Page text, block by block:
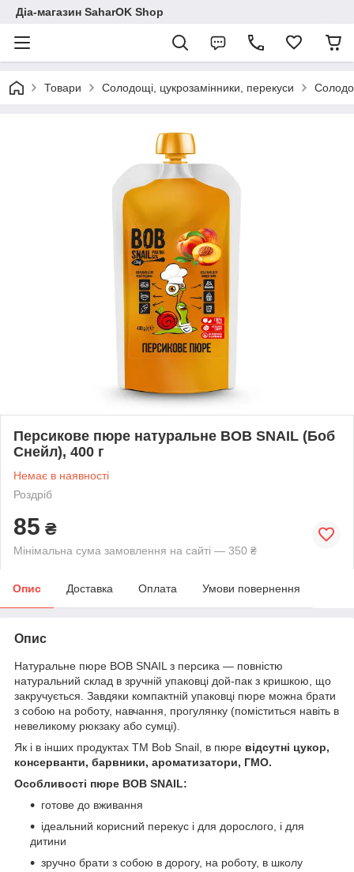
Діа-магазин SaharOK Shop
Товари Солодощі, цукрозамінники, перекуси
Персикове пюре натуральне BOB SNAIL (Боб
Снейл), 400 г
Немає в наявності
Роздріб
85 ₴
Мінімальна сума замовлення на сайті — 350 ₴
Опис Доставка Оплата Умови повернення
Опис
Натуральне пюре BOB SNAIL з персика — повністю
натуральний склад в зручній упаковці дой-пак з кришкою, що
закручується. Завдяки компактній упаковці пюре можна брати
з собою на роботу, навчання, прогулянку (поміститься навіть в
невеликому рюкзаку або сумці).
Як і в інших продуктах ТМ Bob Snail, в пюре відсутні цукор,
консерванти, барвники, ароматизатори, ГМО.
Особливості пюре BOB SNAIL:
готове до вживання
ідеальний корисний перекус і для дорослого, і для
дитини
зручно брати з собою в дорогу, на роботу, в школу